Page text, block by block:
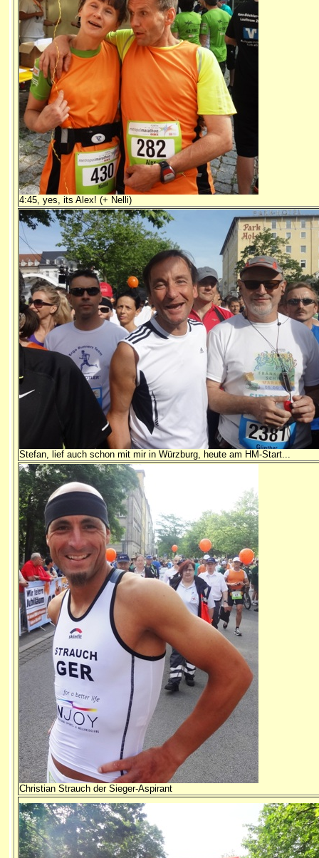
4:45, yes, its Alex! (+ Nelli)
Stefan, lief auch schon mit mir in Würzburg, heute am HM-Start...
Christian Strauch der Sieger-Aspirant